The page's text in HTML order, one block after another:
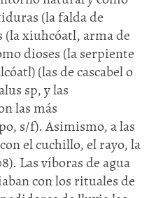
(la falda de
(la xiuhcóatl, arma de
dioses (la serpiente
(las de cascabel o
sp, y las
las más
s/f). Asimismo, a las
el cuchillo, el rayo, la
Las víboras de agua
con los rituales de